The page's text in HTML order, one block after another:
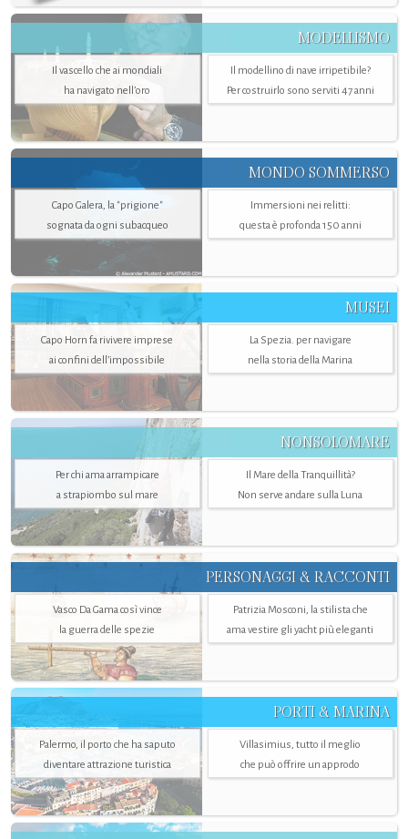
MODELLISMO
Il vascello che ai mondiali
ha navigato nell’oro
Il modellino di nave irripetibile?
Per costruirlo sono serviti 47 anni
MONDO SOMMERSO
Capo Galera, la "prigione"
sognata da ogni subacqueo
Immersioni nei relitti:
questa è profonda 150 anni
MUSEI
Capo Horn fa rivivere imprese
ai confini dell’impossibile
La Spezia. per navigare
nella storia della Marina
NONSOLOMARE
Per chi ama arrampicare
a strapiombo sul mare
Il Mare della Tranquillità?
Non serve andare sulla Luna
PERSONAGGI & RACCONTI
Vasco Da Gama così vince
la guerra delle spezie
Patrizia Mosconi, la stilista che
ama vestire gli yacht più eleganti
PORTI & MARINA
Palermo, il porto che ha saputo
diventare attrazione turistica
Villasimius, tutto il meglio
che può offrire un approdo